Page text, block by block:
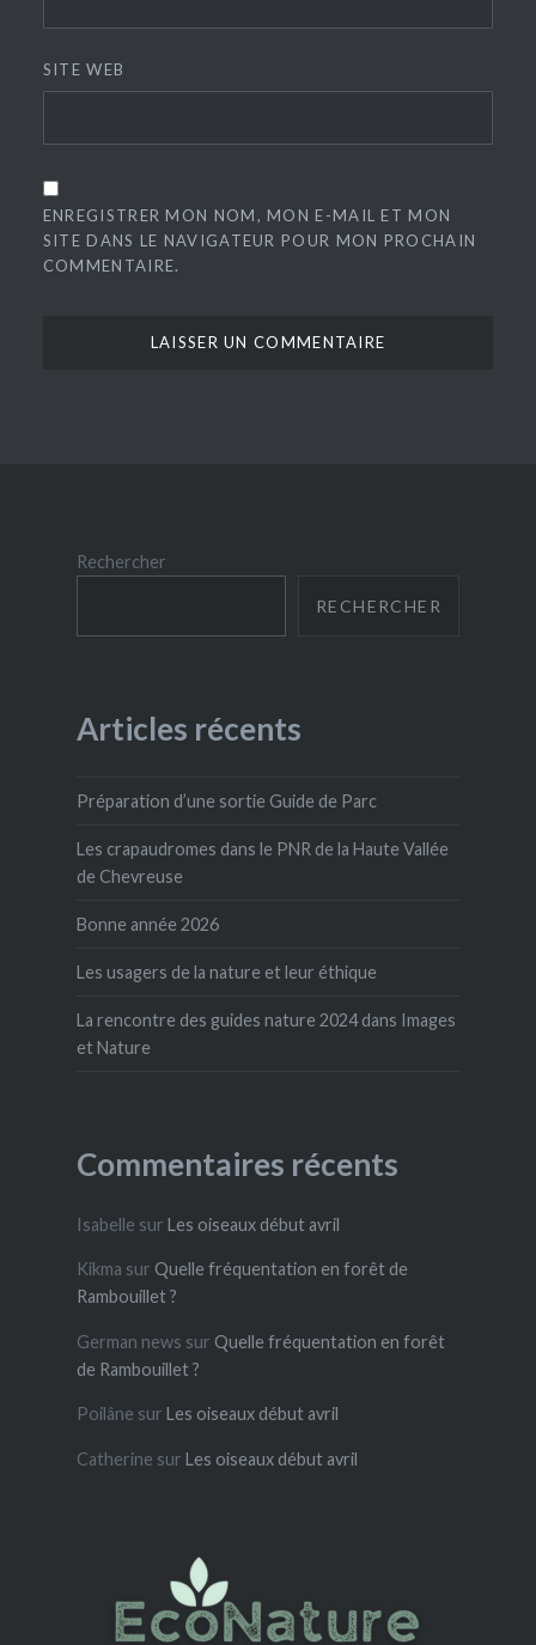
SITE WEB
ENREGISTRER MON NOM, MON E-MAIL ET MON
SITE DANS LE NAVIGATEUR POUR MON PROCHAIN
COMMENTAIRE.
Rechercher
RECHERCHER
Articles récents
Préparation d’une sortie Guide de Parc
Les crapaudromes dans le PNR de la Haute Vallée
de Chevreuse
Bonne année 2026
Les usagers de la nature et leur éthique
La rencontre des guides nature 2024 dans Images
et Nature
Commentaires récents
Isabelle sur Les oiseaux début avril
Kikma sur Quelle fréquentation en forêt de
Rambouillet ?
German news sur Quelle fréquentation en forêt
de Rambouillet ?
Poilâne sur Les oiseaux début avril
Catherine sur Les oiseaux début avril